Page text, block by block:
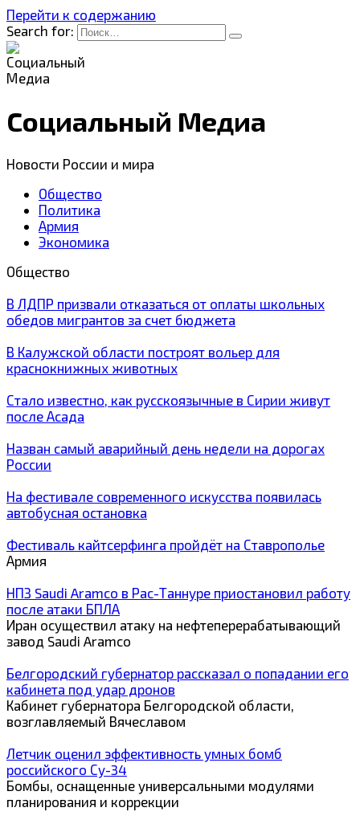
Перейти к содержанию
Search for:
Социальный Медиа
Новости России и мира
Общество
Политика
Армия
Экономика
Общество
В ЛДПР призвали отказаться от оплаты школьных
обедов мигрантов за счет бюджета
В Калужской области построят вольер для
краснокнижных животных
Стало известно, как русскоязычные в Сирии живут
после Асада
Назван самый аварийный день недели на дорогах
России
На фестивале современного искусства появилась
автобусная остановка
Фестиваль кайтсерфинга пройдёт на Ставрополье
Армия
НПЗ Saudi Aramco в Рас-Таннуре приостановил работу
после атаки БПЛА
Иран осуществил атаку на нефтеперерабатывающий
завод Saudi Aramco
Белгородский губернатор рассказал о попадании его
кабинета под удар дронов
Кабинет губернатора Белгородской области,
возглавляемый Вячеславом
Летчик оценил эффективность умных бомб
российского Су-34
Бомбы, оснащенные универсальными модулями
планирования и коррекции